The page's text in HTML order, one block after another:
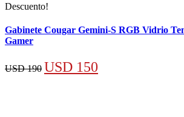
Descuento!
Gabinete Cougar Gemini-S RGB Vidrio
Gamer
USD190 El
USD 150